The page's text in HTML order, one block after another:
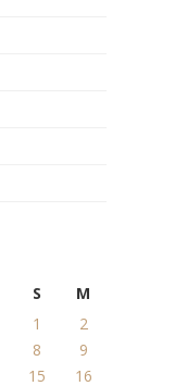
S
M
1
2
8
9
15
16